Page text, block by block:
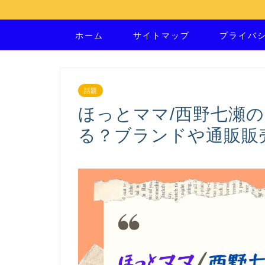
ホーム サイトマップ プライバ
話題
ほっとママ/西野七瀬
る？ブランドや通販